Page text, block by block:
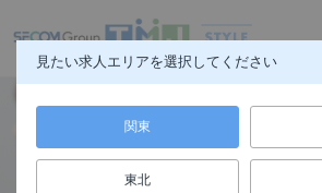
見たい求人エリアを選択してください
関東
東北